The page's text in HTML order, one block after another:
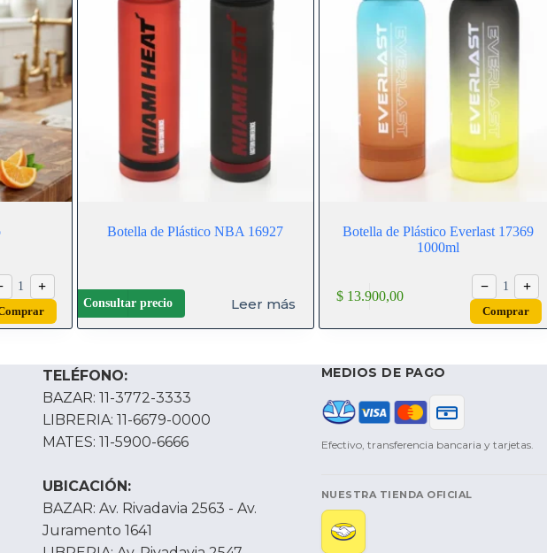
1 +
Botella de Plástico NBA 16927
Consultar precio Leer más
Botella de Plástico Everlast 17369
1000ml
$13.900,00
− 1 +
Comprar
TELÉFONO:
BAZAR: 11-3772-3333
LIBRERIA: 11-6679-0000
MATES: 11-5900-6666
UBICACIÓN:
BAZAR: Av. Rivadavia 2563 - Av.
Juramento 1641
MEDIOS DE PAGO
Efectivo, transferencia bancaria y tarjetas.
NUESTRA TIENDA OFICIAL